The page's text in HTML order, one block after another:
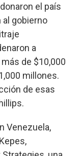
el país
gobierno
a
de $10,000
millones.
de esas
Venezuela,